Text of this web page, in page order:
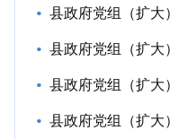
县政府党组（扩大
县政府党组（扩大
县政府党组（扩大
县政府党组（扩大